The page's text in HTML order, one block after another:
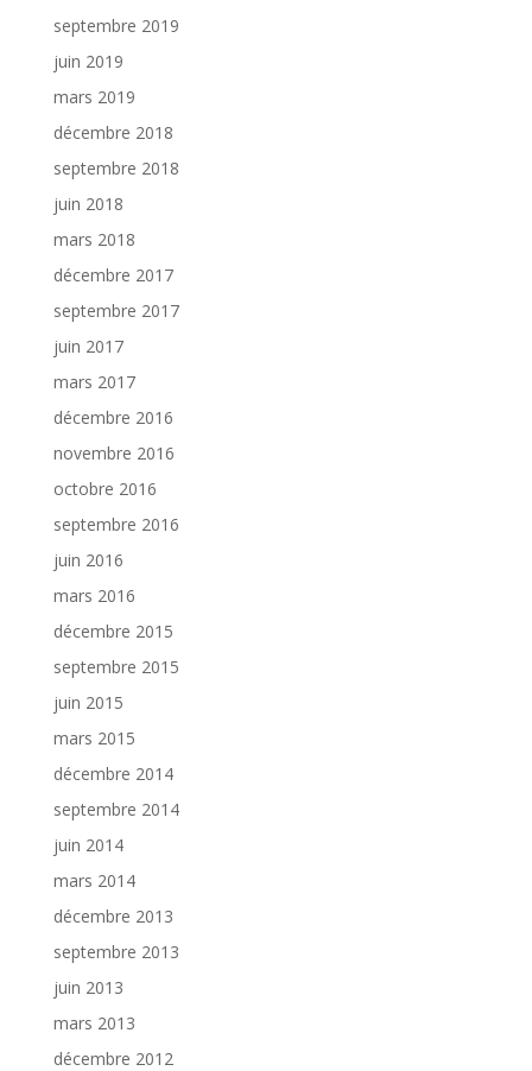
septembre 2019
juin 2019
mars 2019
décembre 2018
septembre 2018
juin 2018
mars 2018
décembre 2017
septembre 2017
juin 2017
mars 2017
décembre 2016
novembre 2016
octobre 2016
septembre 2016
juin 2016
mars 2016
décembre 2015
septembre 2015
juin 2015
mars 2015
décembre 2014
septembre 2014
juin 2014
mars 2014
décembre 2013
septembre 2013
juin 2013
mars 2013
décembre 2012